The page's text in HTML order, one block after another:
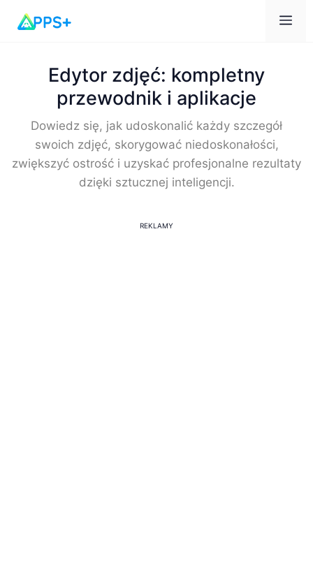
Edytor zdjęć: kompletny
przewodnik i aplikacje
Dowiedz się, jak udoskonalić każdy szczegół
swoich zdjęć, skorygować niedoskonałości,
zwiększyć ostrość i uzyskać profesjonalne rezultaty
dzięki sztucznej inteligencji.
REKLAMY